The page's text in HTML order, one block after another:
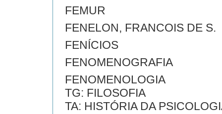
FEMUR
FENELON, FRANCOIS DE S.
FENÍCIOS
FENOMENOGRAFIA
FENOMENOLOGIA
TG: FILOSOFIA
TA: HISTÓRIA DA